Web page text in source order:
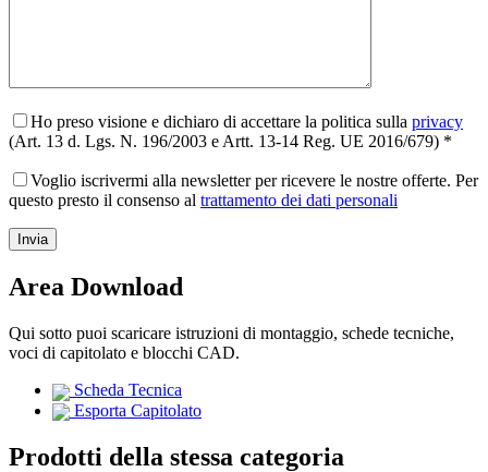
Ho preso visione e dichiaro di accettare la politica sulla privacy
(Art. 13 d. Lgs. N. 196/2003 e Artt. 13-14 Reg. UE 2016/679) *
Voglio iscrivermi alla newsletter per ricevere le nostre offerte. Per
questo presto il consenso al trattamento dei dati personali
Area Download
Qui sotto puoi scaricare istruzioni di montaggio, schede tecniche,
voci di capitolato e blocchi CAD.
Scheda Tecnica
Esporta Capitolato
Prodotti della stessa categoria